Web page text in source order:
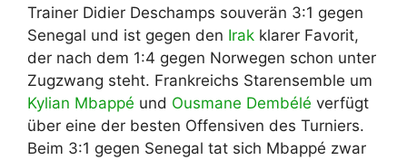
Trainer Didier Deschamps souverän 3:1 gegen
Senegal und ist gegen den Irak klarer Favorit,
der nach dem 1:4 gegen Norwegen schon unter
Zugzwang steht. Frankreichs Starensemble um
Kylian Mbappé und Ousmane Dembélé verfügt
über eine der besten Offensiven des Turniers.
Beim 3:1 gegen Senegal tat sich Mbappé zwar